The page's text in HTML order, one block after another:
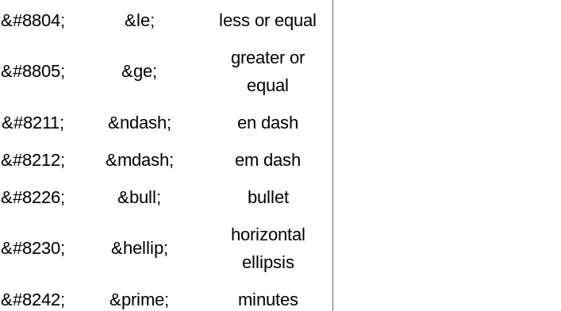
&#8804; &le; less or equal
&#8805; &ge;
greater or
equal
&#8211; &ndash;
en dash
&#8212; &mdash;
em dash
&#8226; &bull; bullet
&#8230; &hellip;
horizontal
ellipsis
&#8242; &prime;
minutes